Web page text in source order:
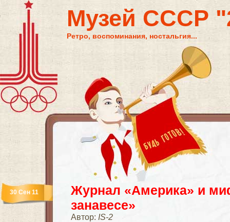
Музей СССР
Ретро, воспоминания, ностальгия...
Журнал «Америка» и
занавесе»
Автор: IS-2
30 Сен 11